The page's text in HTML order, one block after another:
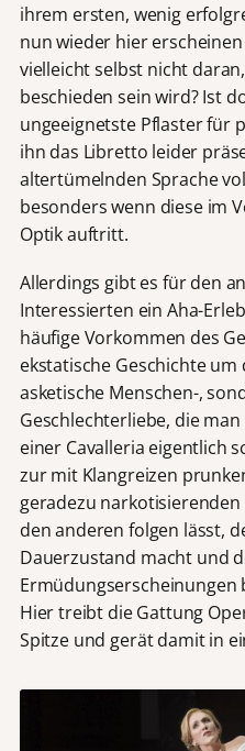
ihrem ersten, wenig
nun wieder hier
vielleicht selbst nicht
beschieden sein wird? Ist
ungeeignetste Pflaster für
ihn das Libretto leider
altertümelnden Sprache
besonders wenn diese im
Optik auftritt.
Allerdings gibt es für den
Interessierten ein Aha-
häufige Vorkommen des
ekstatische Geschichte
asketische Menschen-,
Geschlechterliebe, die
einer Cavalleria eigentlich
zur mit Klangreizen
geradezu
den anderen folgen lässt,
Dauerzustand macht und
Hier treibt die Gattung
Spitze und gerät damit in